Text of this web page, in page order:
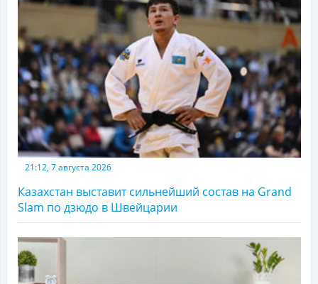
21:12, 7 августа 2026
Казахстан выставит сильнейший состав на Grand
Slam по дзюдо в Швейцарии